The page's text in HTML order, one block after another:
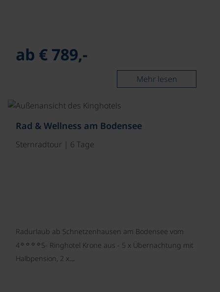
ab € 789,-
Mehr lesen
Rad & Wellness am Bodensee
Sternradtour | 6 Tage
Radurlaub ab Schnetzenhausen am Bodensee vom
4☼☼☼☼S- Ringhotel Krone aus - 5 x Übernachtung mit
Halbpension, 2 x…